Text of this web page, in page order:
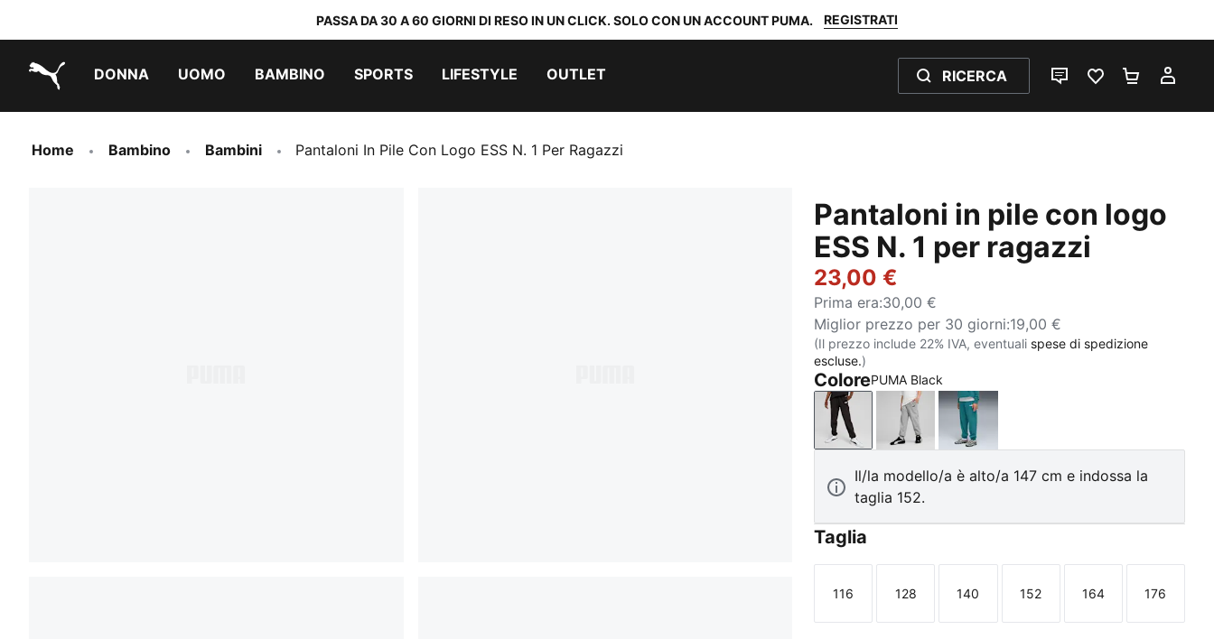
PASSA DA 30 A 60 GIORNI DI RESO IN UN CLICK. SOLO CON UN ACCOUNT PUMA. REGISTRATI
DONNA UOMO BAMBINO SPORTS LIFESTYLE OUTLET RICERCA
CHAT PREFERITI 0
Home Bambino Bambini Pantaloni In Pile Con Logo ESS N. 1 Per Ragazzi
Pantaloni in pile con logo
ESS N. 1 per ragazzi
23,00 €
Prima era:30,00 €
Miglior prezzo per 30 giorni:19,00 €
(Il prezzo include 22% IVA, eventuali spese di spedizione
escluse.)
ColorePUMA Black
PUMA BlackMedium Gray Heather
Emerald Ice
Il/la modello/a è alto/a 147 cm e indossa la
taglia 152.
Taglia
Taglia
116
Taglia
128
Taglia
140
Taglia
152
Taglia
164
Taglia
176